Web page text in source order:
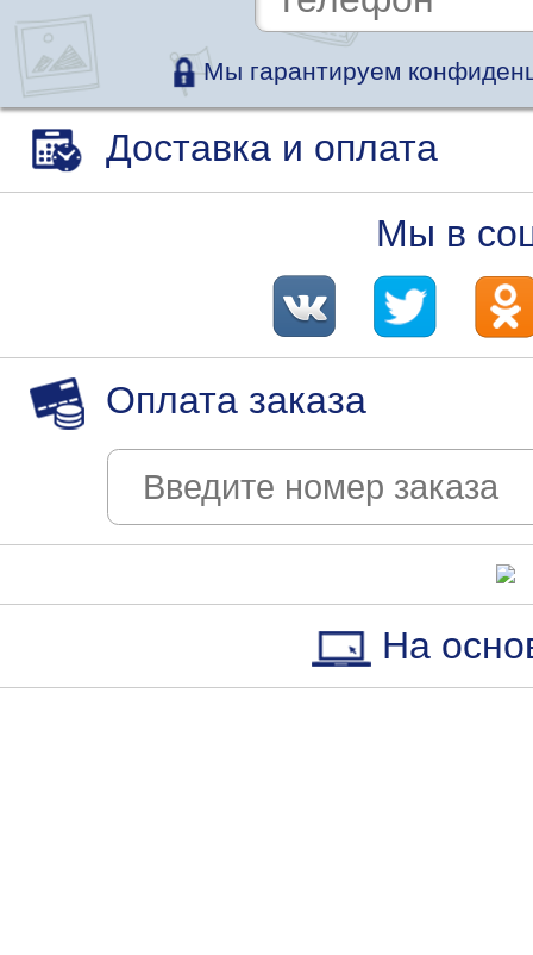
Мы гарантируем
Доставка и оплата
Мы в
Оплата заказа
На